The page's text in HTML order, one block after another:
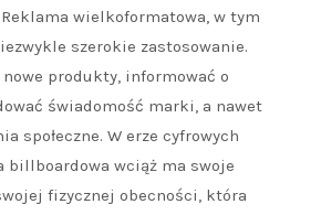
wielkoformatowa, w tym
szerokie zastosowanie.
produkty, informować o
świadomość marki, a nawet
społeczne. W erze cyfrowych
billboardowa wciąż ma swoje
fizycznej obecności, która